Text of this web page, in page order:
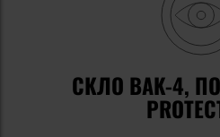
СКЛО BAK-4,